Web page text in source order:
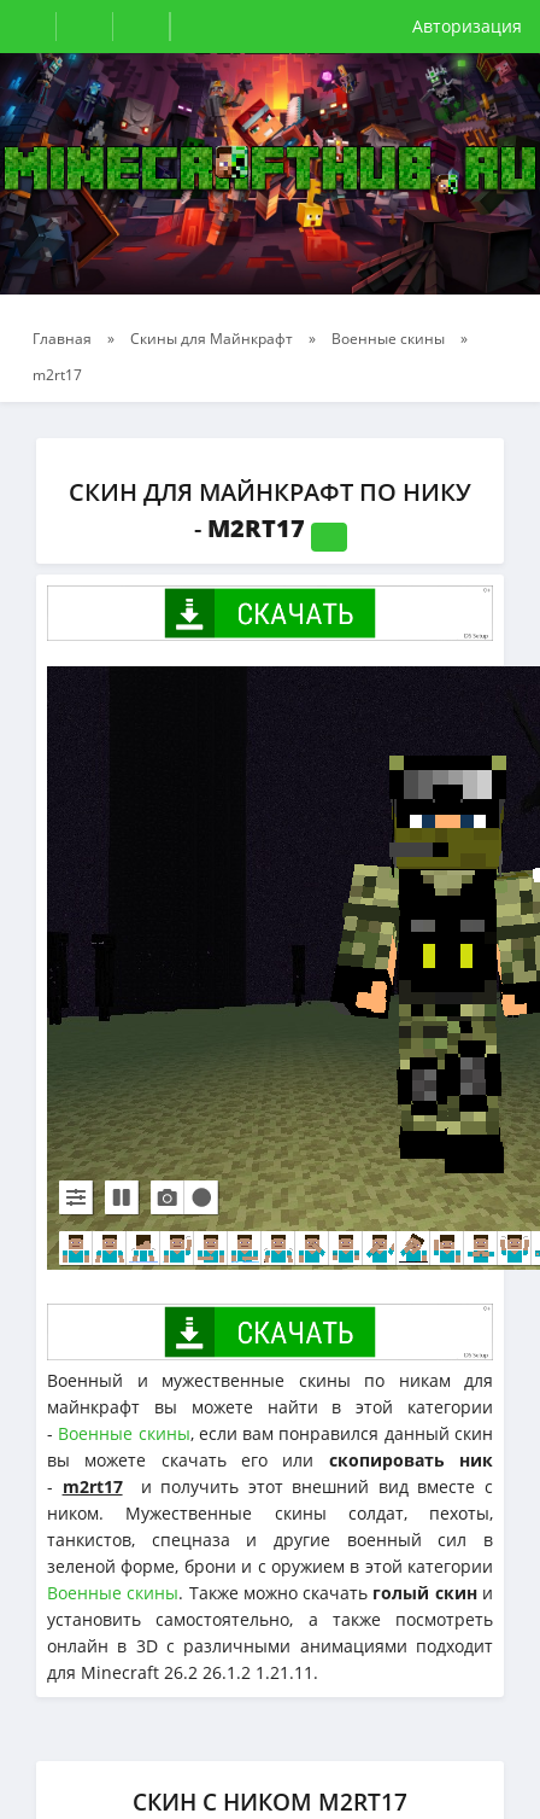
Авторизация
Главная » Скины для Майнкрафт » Военные скины
»
m2rt17
СКИН ДЛЯ МАЙНКРАФТ ПО НИКУ
- M2RT17
Военный и мужественные скины по никам для
майнкрафт вы можете найти в этой категории
- Военные скины, если вам понравился данный скин
вы можете скачать его или скопировать ник
- m2rt17и получить этот внешний вид вместе с
ником. Мужественные скины солдат, пехоты,
танкистов, спецназа и другие военный сил в
зеленой форме, брони и с оружием в этой категории
Военные скины. Также можно скачать голый скини
установить самостоятельно, а также посмотреть
онлайн в 3D с различными анимациями подходит
для Minecraft 26.2 26.1.2 1.21.11.
СКИН С НИКОМ M2RT17